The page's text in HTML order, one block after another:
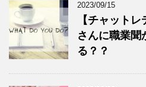
2023/09/15
【チャット
さんに職業聞
る？？